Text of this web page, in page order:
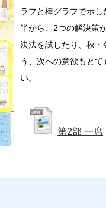
ラフと棒グラフで示
半から、2つの解決策
決法を試したり、秋
う、次への意欲もと
い。
第2部 一席